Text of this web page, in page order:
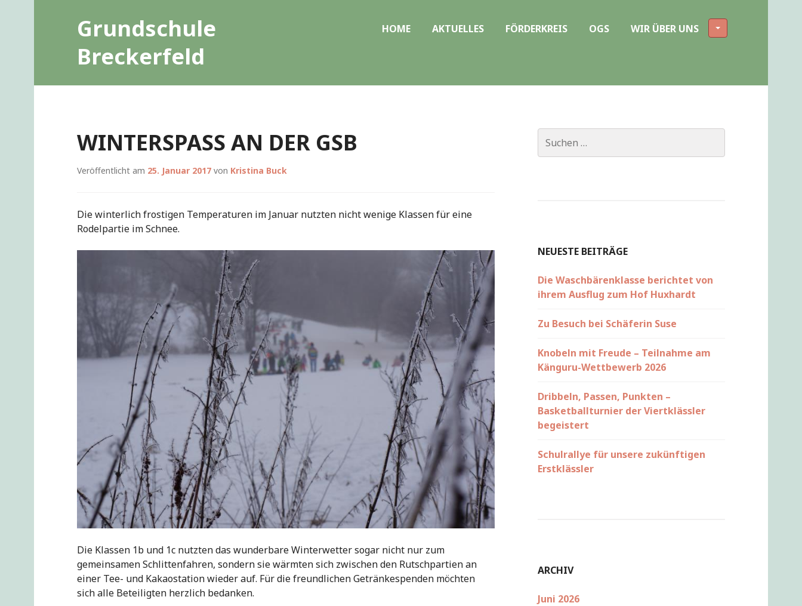
Grundschule
Breckerfeld
HOME AKTUELLES FÖRDERKREIS OGS WIR ÜBER UNS
WINTERSPASS AN DER GSB
Veröffentlicht am 25. Januar 2017 von Kristina Buck
Die winterlich frostigen Temperaturen im Januar nutzten nicht wenige Klassen für eine
Rodelpartie im Schnee.
Die Klassen 1b und 1c nutzten das wunderbare Winterwetter sogar nicht nur zum
gemeinsamen Schlittenfahren, sondern sie wärmten sich zwischen den Rutschpartien an
einer Tee- und Kakaostation wieder auf. Für die freundlichen Getränkespenden möchten
sich alle Beteiligten herzlich bedanken.
nach:
NEUESTE BEITRÄGE
Die Waschbärenklasse berichtet von
ihrem Ausflug zum Hof Huxhardt
Zu Besuch bei Schäferin Suse
Knobeln mit Freude – Teilnahme am
Känguru-Wettbewerb 2026
Dribbeln, Passen, Punkten –
Basketballturnier der Viertklässler
begeistert
Schulrallye für unsere zukünftigen
Erstklässler
ARCHIV
Juni 2026